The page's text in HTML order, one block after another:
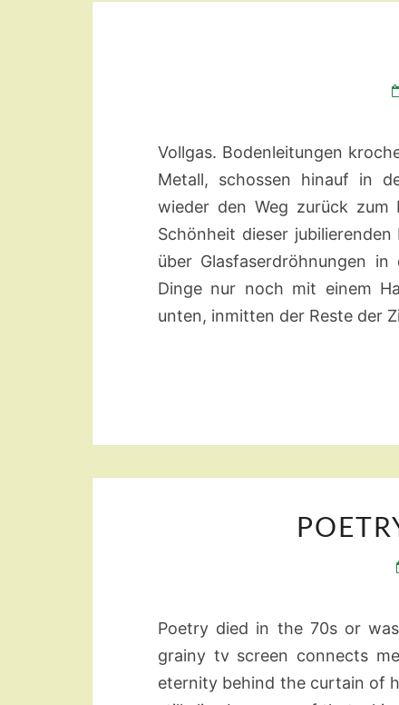
Vollgas. Bodenleitungen
Metall, schossen hinauf in
wieder den Weg zurück zum
Schönheit dieser
über Glasfaserdröhnungen
Dinge nur noch mit einem
unten, inmitten der Reste der
Poetry died in the 70s or
grainy tv screen connects
eternity behind the curtain of